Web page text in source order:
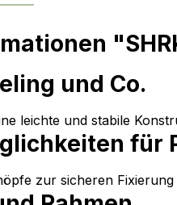
und Co.
leichte und stabile
für
zur sicheren